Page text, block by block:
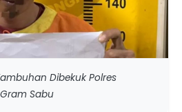
Dibekuk Polres
Sabu